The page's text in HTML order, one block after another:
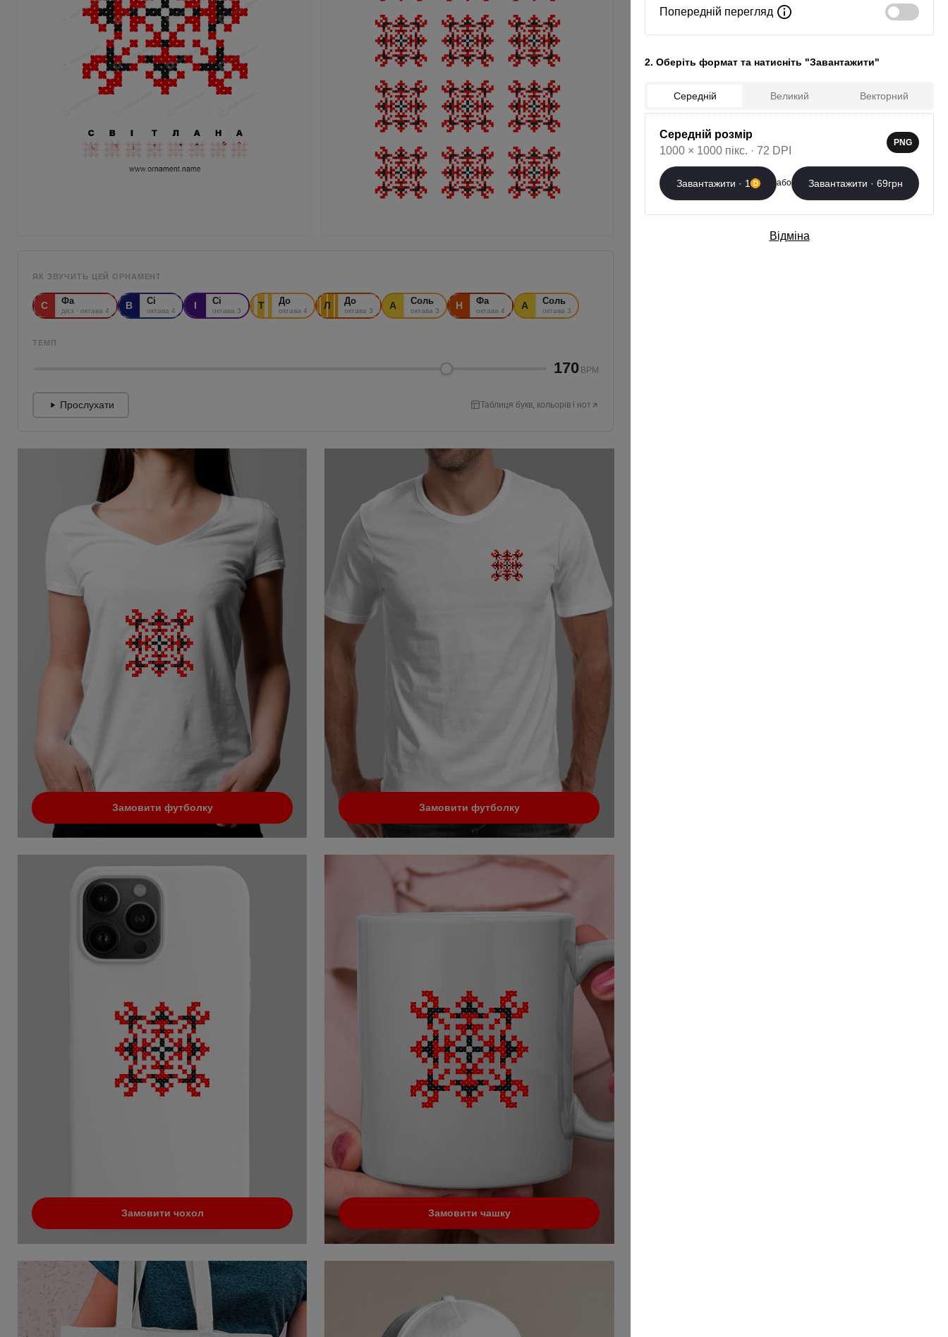
Замовити футболку Замовити футболку
Замовити чохол Замовити чашку
ЯК ЗВУЧИТЬ ЦЕЙ ОРНАМЕНТ
С Фа
дієз · октава 4 В Сі
октава 4 І Сі
октава 3 Т До
октава 4 Л До
октава 3 А Соль
октава 3 Н Фа
октава 4 А Соль
октава 3
ТЕМП
170 BPM
Прослухати Таблиця букв, кольорів і нот
Автор:Світлана
Додаткові послуги
Професійна розробка
Попередній перегляд
2. Оберіть формат та натисніть "Завантажити"
Середній Великий Векторний
Середній розмір
1000 × 1000 пікс. · 72 DPI
PNG
Завантажити · 1 або Завантажити · 69грн
Відміна